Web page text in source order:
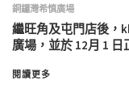
銅鑼灣希慎廣場
繼旺角及屯門店後，
廣場，並於 12月 1
閱讀更多